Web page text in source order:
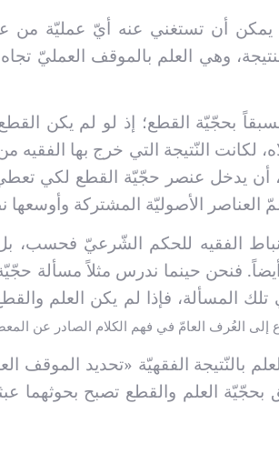
يمكن أن تستغني عنه أيّ عمليّة من
وهي العلم بالموقف العمليّ
بحجّيّة القطع؛ إذ لو لم يكن
لكانت النّتيجة التي خرج بها الفقيه
أن يدخل عنصر حجّيّة القطع لكي تعطي
العناصر الأصوليّة المشتركة وأوسعها
الفقيه للحكم الشّرعيّ فحسب،
فنحن حينما ندرس مثلاً مسألة حجّيّة
تلك المسألة، فإذا لم يكن العلم
إلى العُرف العامّ في فهم الكلام الصادر عن
بالنّتيجة الفقهيّة «تحديد الموقف
العلم والقطع تصبح بحوثهما